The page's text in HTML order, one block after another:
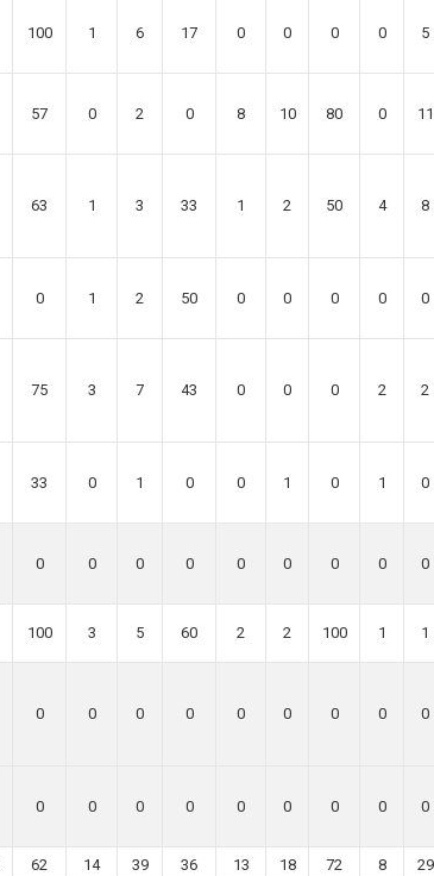
100 1 6 17 0 0 0 0 5
57 0 2 0 8 10 80 0 11
63 1 3 33 1 2 50 4 8
0 1 2 50 0 0 0 0 0
75 3 7 43 0 0 0 2 2
33 0 1 0 0 1 0 1 0
0 0 0 0 0 0 0 0 0
100 3 5 60 2 2 100 1 1
0 0 0 0 0 0 0 0 0
0 0 0 0 0 0 0 0 0
62 14 39 36 13 18 72 8 29